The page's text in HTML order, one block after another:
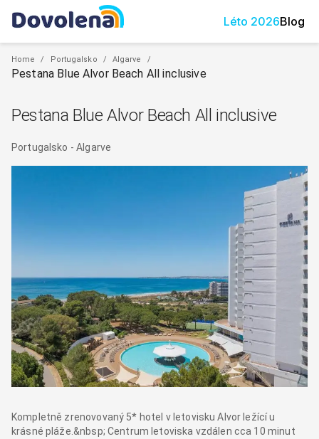
Léto 2026Blog
Home / Portugalsko / Algarve /
Pestana Blue Alvor Beach All inclusive
Pestana Blue Alvor Beach All inclusive
Portugalsko -Algarve
Kompletně zrenovovaný 5* hotel v letovisku Alvor ležící u
krásné pláže.&nbsp; Centrum letoviska vzdálen cca 10 minut